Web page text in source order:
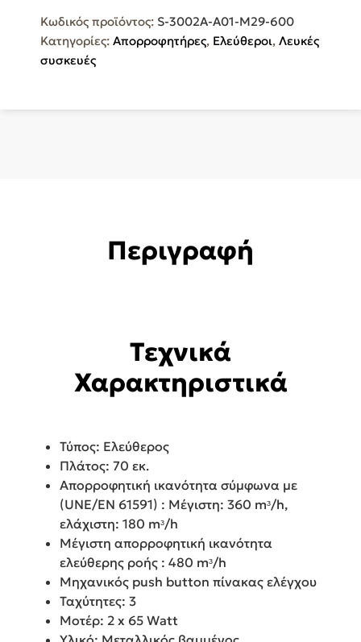
Κωδικός προϊόντος: S-3002A-A01-M29-600
Κατηγορίες: Απορροφητήρες, Ελεύθεροι, Λευκές
συσκευές
Περιγραφή
Τεχνικά
Χαρακτηριστικά
Τύπος: Ελεύθερος
Πλάτος: 70 εκ.
Απορροφητική ικανότητα σύμφωνα με
(UNE/EN 61591) : Μέγιστη: 360 mᶟ/h,
ελάχιστη: 180 mᶟ/h
Μέγιστη απορροφητική ικανότητα
ελεύθερης ροής : 480 mᶟ/h
Μηχανικός push button πίνακας ελέγχου
Ταχύτητες: 3
Μοτέρ: 2 x 65 Watt